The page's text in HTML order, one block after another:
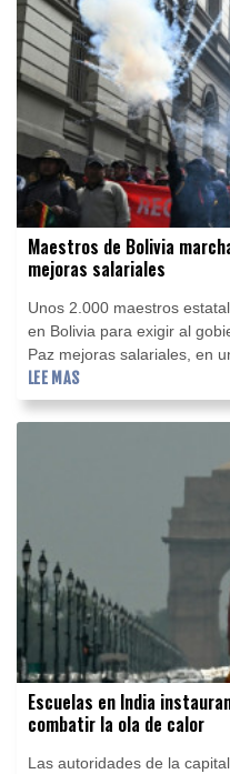
Maestros de Bolivia
mejoras salariales
Unos 2.000 maestros
en Bolivia para exigir al
Paz mejoras salariales, en
sector este año contra el
LEE MAS
Escuelas en India
combatir la ola de calor
Las autoridades de la